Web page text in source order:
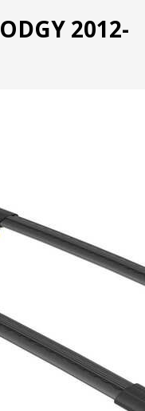
2012-